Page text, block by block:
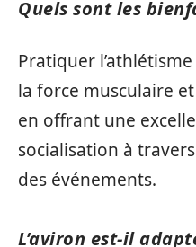
Quels sont les
Pratiquer
la force musculaire
en offrant une
socialisation à
des événements.
L’aviron est-il